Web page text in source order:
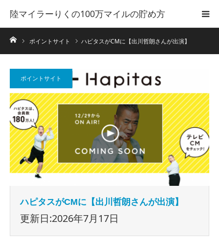
陸マイラーりくの100万マイルの貯め方
ホームポイントサイト ハピタスがCMに【出川哲朗さんが出演】
ポイントサイト
ハピタスがCMに【出川哲朗さんが出演】
更新日:2026年7月17日